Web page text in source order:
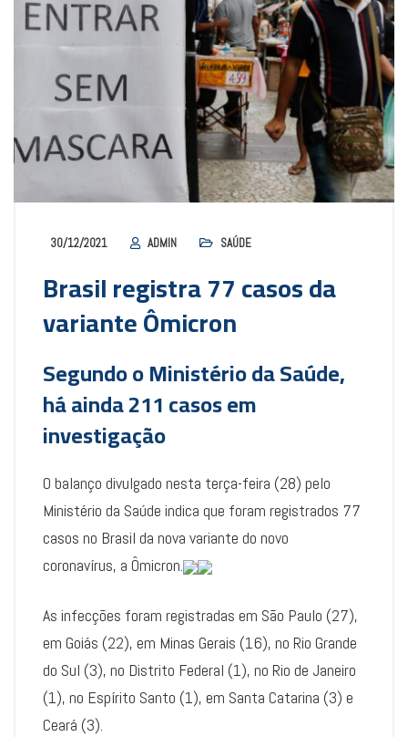
30/12/2021 ADMIN SAÚDE
Brasil registra 77 casos da
variante Ômicron
Segundo o Ministério da Saúde,
há ainda 211 casos em
investigação
O balanço divulgado nesta terça-feira (28) pelo
Ministério da Saúde indica que foram registrados 77
casos no Brasil da nova variante do novo
coronavírus, a Ômicron.
As infecções foram registradas em São Paulo (27),
em Goiás (22), em Minas Gerais (16), no Rio Grande
do Sul (3), no Distrito Federal (1), no Rio de Janeiro
(1), no Espírito Santo (1), em Santa Catarina (3) e
Ceará (3).